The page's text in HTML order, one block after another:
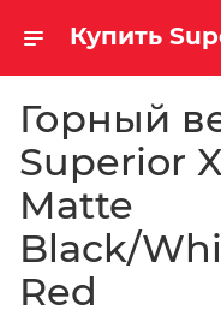
Горный
Superior
Matte
Black/
Red